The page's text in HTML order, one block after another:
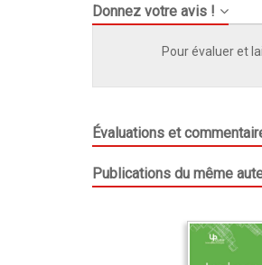
Donnez votre avis !
Pour évaluer et
Évaluations et
Publications du même